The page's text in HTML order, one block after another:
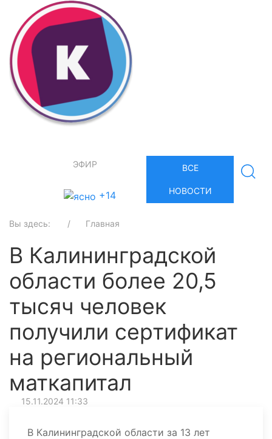
ЭФИР
+14
ВСЕ
НОВОСТИ
Вы здесь: Главная
В Калининградской
области более 20,5
тысяч человек
получили сертификат
на региональный
маткапитал
15.11.2024 11:33
В Калининградской области за 13 лет